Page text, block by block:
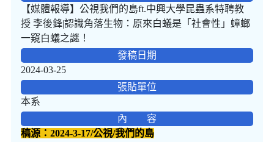
【媒體報導】公視我們的島ft.中興大學昆蟲系特聘教
授 李後鋒|認識角落生物：原來白蟻是「社會性」蟑螂
一窺白蟻之謎！
發稿日期
2024-03-25
張貼單位
本系
內 容
稿源：2024-3-17/公視/我們的島